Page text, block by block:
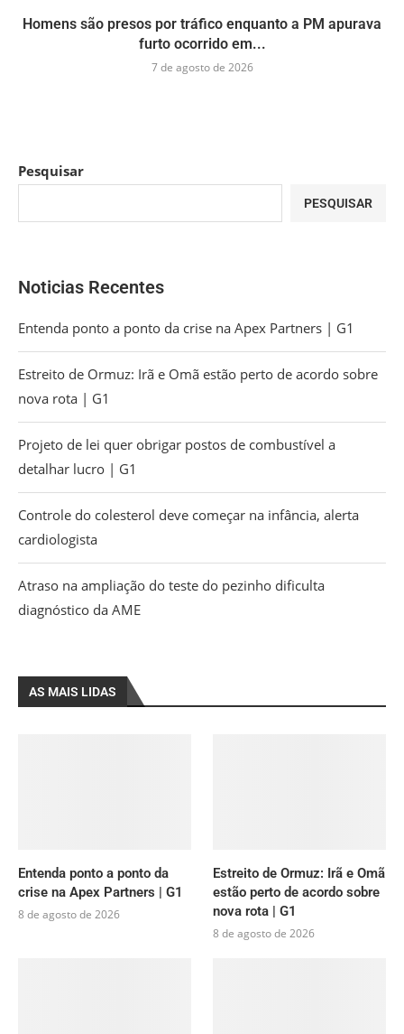
Homens são presos por tráfico enquanto a PM apurava
furto ocorrido em...
7 de agosto de 2026
Pesquisar
PESQUISAR
Noticias Recentes
Entenda ponto a ponto da crise na Apex Partners | G1
Estreito de Ormuz: Irã e Omã estão perto de acordo sobre
nova rota | G1
Projeto de lei quer obrigar postos de combustível a
detalhar lucro | G1
Controle do colesterol deve começar na infância, alerta
cardiologista
Atraso na ampliação do teste do pezinho dificulta
diagnóstico da AME
AS MAIS LIDAS
Entenda ponto a ponto da
crise na Apex Partners | G1
8 de agosto de 2026
Estreito de Ormuz: Irã e Omã
estão perto de acordo sobre
nova rota | G1
8 de agosto de 2026